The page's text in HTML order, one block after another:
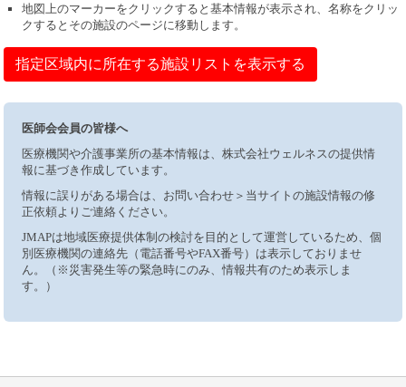
地図上のマーカーをクリックすると基本情報が表示され、名称をクリッ
クするとその施設のページに移動します。
指定区域内に所在する施設リストを表示する
医師会会員の皆様へ
医療機関や介護事業所の基本情報は、株式会社ウェルネスの提供情
報に基づき作成しています。
情報に誤りがある場合は、お問い合わせ＞当サイトの施設情報の修
正依頼よりご連絡ください。
JMAPは地域医療提供体制の検討を目的として運営しているため、個
別医療機関の連絡先（電話番号やFAX番号）は表示しておりませ
ん。（※災害発生等の緊急時にのみ、情報共有のため表示しま
す。）